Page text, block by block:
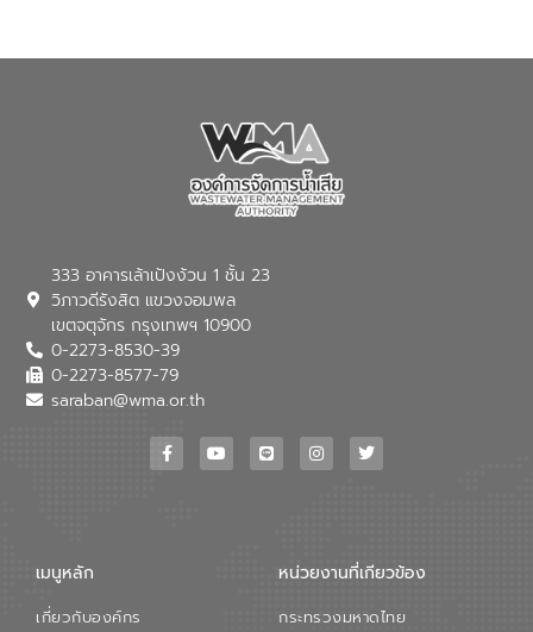
ณ เทศบาลตำบลบางเลน จังหวัดนครปฐม
333 อาคารเล้าเป้งง้วน 1 ชั้น 23
วิภาวดีรังสิต แขวงจอมพล
เขตจตุจักร กรุงเทพฯ 10900
0-2273-8530-39
0-2273-8577-79
saraban@wma.or.th
เมนูหลัก
เกี่ยวกับองค์กร
หน่วยงานที่เกียวข้อง
กระทรวงมหาดไทย